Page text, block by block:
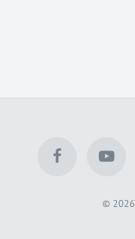
© 2026